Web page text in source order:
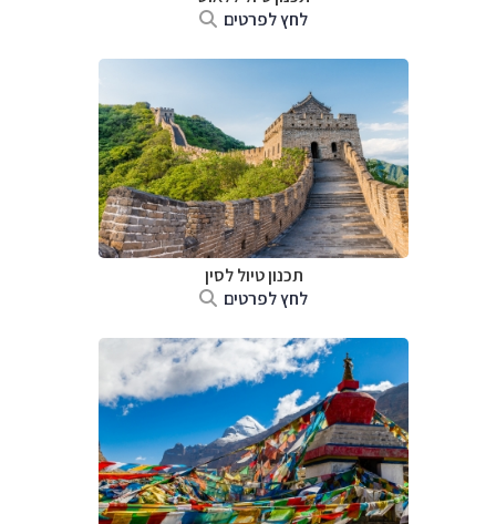
לחץ לפרטים
תכנון טיוללסין
לחץ לפרטים